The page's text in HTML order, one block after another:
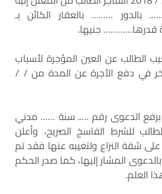
بالدور ……… بالعقار الكائن بـ
جنيها.
الطالب عن العين المؤجرة لأسباب
في دفع الأجرة عن المدة من / /
برفع الدعوى رقم ….. سنة …… مدني
للشرط الفاسخ الصريح، وأعلن
شقة النزاع ولتغيبه عنها فقد تم
المشار إليها، كما صدر الحكم
العلم.